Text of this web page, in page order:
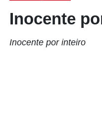
Inocente
Inocente por inteiro